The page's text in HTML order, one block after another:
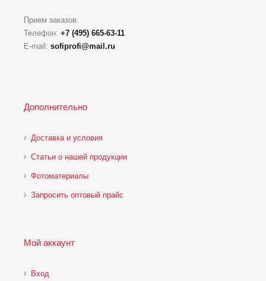
Прием заказов:
Телефон: +7 (495) 665-63-11
E-mail: sofiprofi@mail.ru
Дополнительно
Доставка и условия
Статьи о нашей продукции
Фотоматериалы
Запросить оптовый прайс
Мой аккаунт
Вход